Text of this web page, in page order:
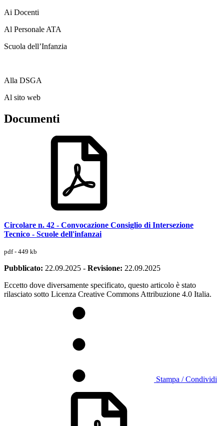
Ai Docenti
Al Personale ATA
Scuola dell’Infanzia
Alla DSGA
Al sito web
Documenti
Circolare n. 42 - Convocazione Consiglio di Intersezione
Tecnico - Scuole dell'infanzai
pdf - 449 kb
Pubblicato: 22.09.2025 - Revisione: 22.09.2025
Eccetto dove diversamente specificato, questo articolo è stato
rilasciato sotto Licenza Creative Commons Attribuzione 4.0 Italia.
Stampa / Condividi